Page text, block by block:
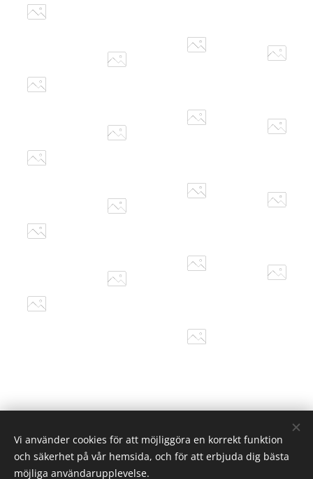
Vi använder cookies för att möjliggöra en korrekt funktion
och säkerhet på vår hemsida, och för att erbjuda dig bästa
möjliga användarupplevelse.